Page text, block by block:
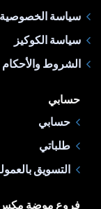
سياسة الخصوصية
سياسة الكوكيز
الشروط والأحكام
حسابي
حسابي
طلباتي
التسويق
فروع موضة